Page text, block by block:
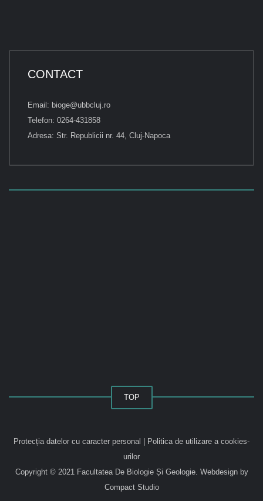
CONTACT
Email: bioge@ubbcluj.ro
Telefon: 0264-431858
Adresa: Str. Republicii nr. 44, Cluj-Napoca
TOP
Protecția datelor cu caracter personal
Politica de utilizare a cookies-
urilor
Copyright © 2021 Facultatea De Biologie Și Geologie. Webdesign by
Compact Studio